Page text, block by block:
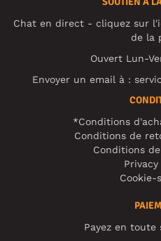
Chat en direct - cliquez sur
de la
Ouvert Lun-
Envoyer un email à :
*Conditions
Conditions de
Conditions
Cookie-
Payez en toute